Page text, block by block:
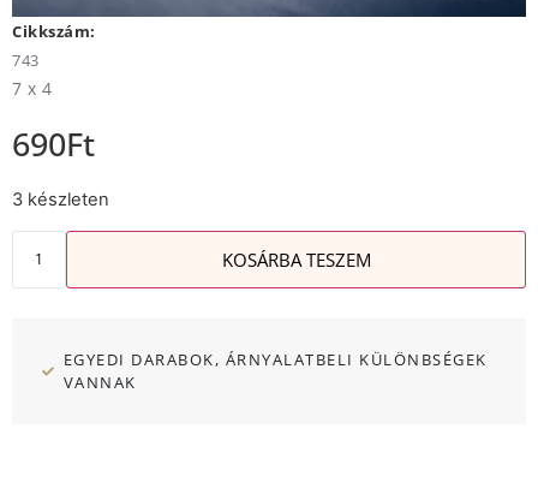
Cikkszám:
743
7 x 4
690Ft
3 készleten
KOSÁRBA TESZEM
EGYEDI DARABOK, ÁRNYALATBELI KÜLÖNBSÉGEK
VANNAK